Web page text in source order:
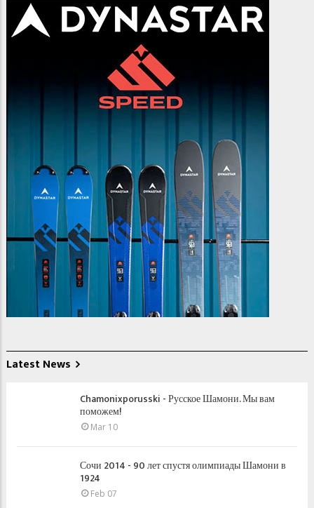
Latest News
Chamonixporusski - Русское Шамони. Мы вам
поможем!
Mar 10
Сочи 2014 - 90 лет спустя олимпиады Шамони в
1924
Feb 07